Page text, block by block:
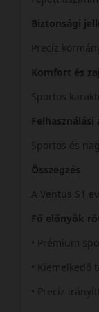
Biztonsági
Precíz
Komfort és
Sportos
Felhasználási
Sportos és
Összegzés
A Ventus S1
Fő előnyök
• Prémium
• Kiemelkedő
• Precíz